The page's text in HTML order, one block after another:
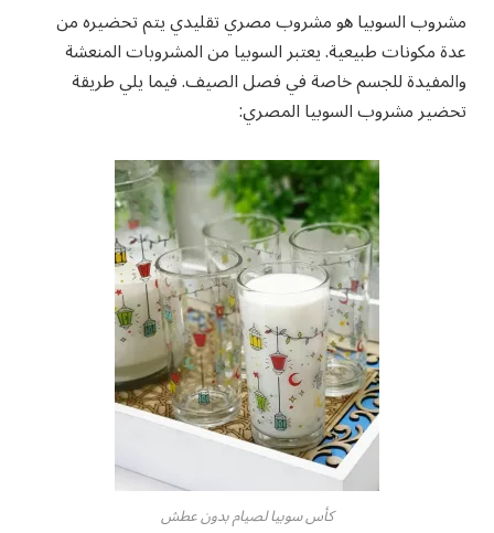
مشروب السوبيا هو مشروب مصري تقليدي يتم تحضيره من
عدة مكونات طبيعية. يعتبر السوبيا من المشروبات المنعشة
والمفيدة للجسم خاصة في فصل الصيف. فيما يلي طريقة
تحضير مشروب السوبيا المصري:
كأس سوبيا لصيام بدون عطش